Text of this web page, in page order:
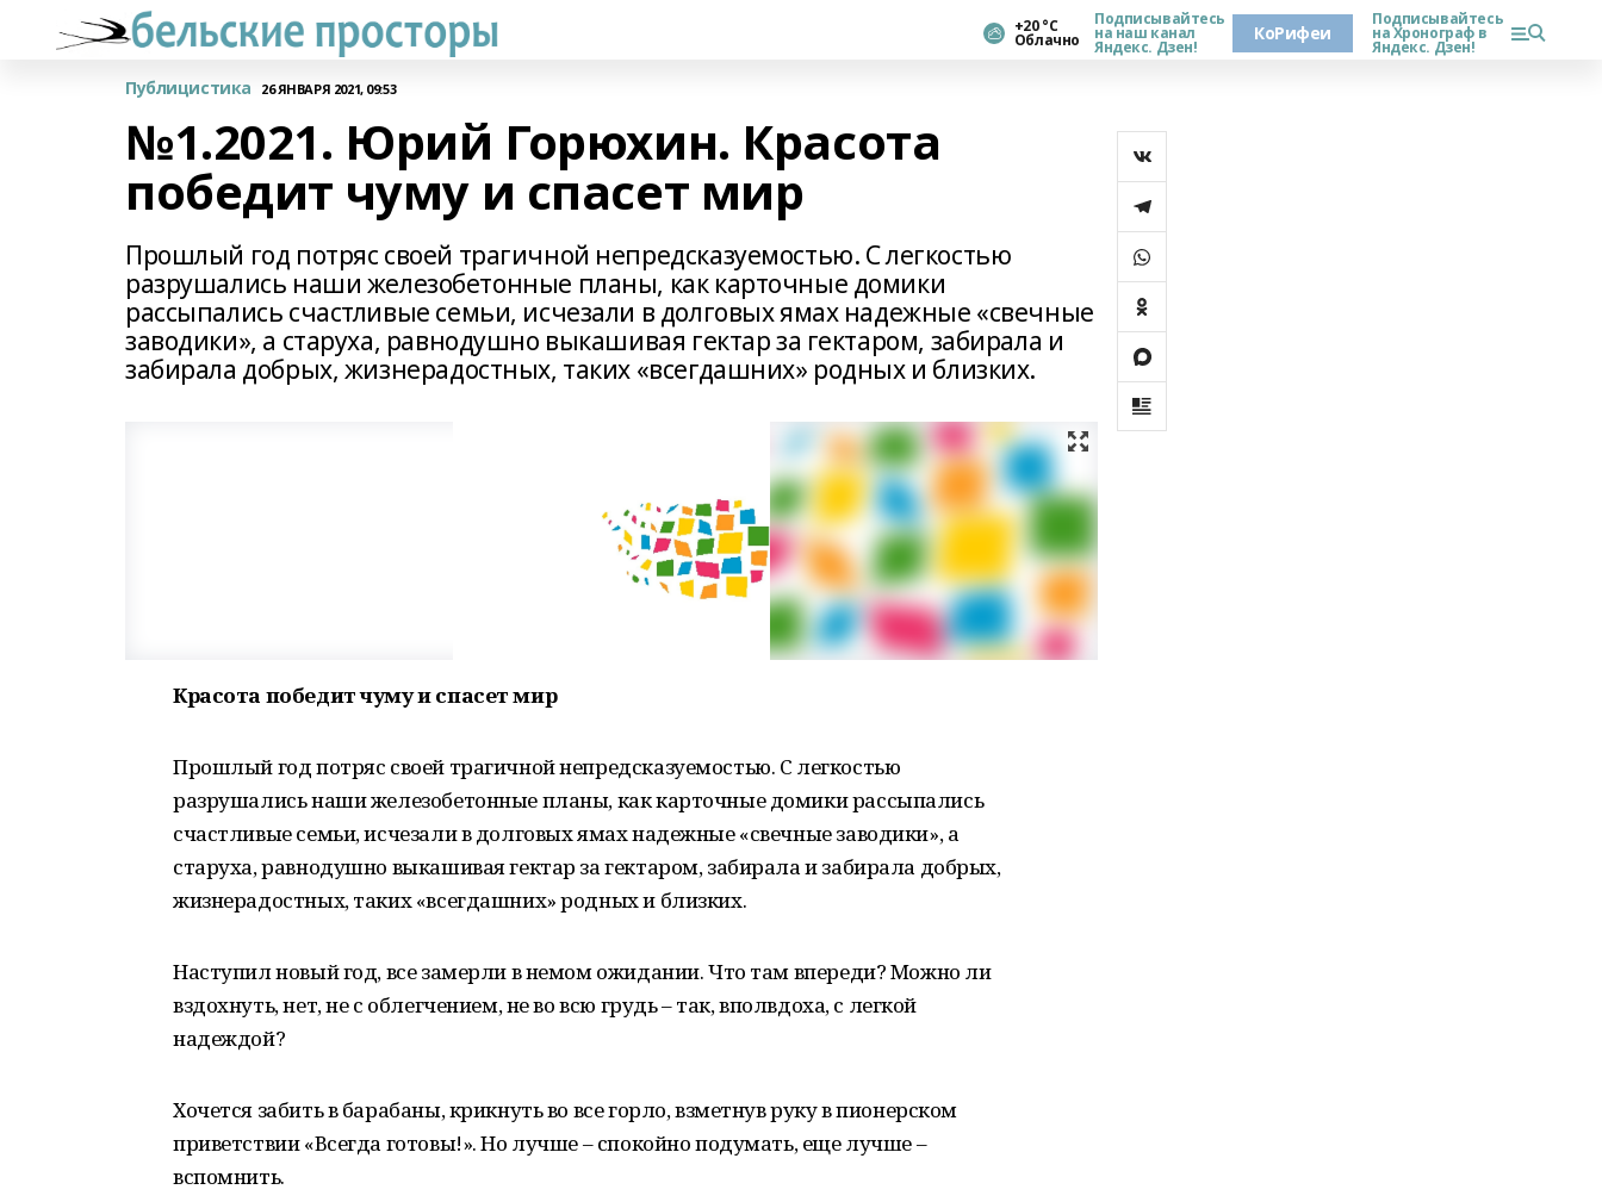
+20 °С
Облачно
Подписывайтесь
на наш канал
Яндекс. Дзен!
КоРифеи
Подписывайтесь
на Хронограф в
Яндекс. Дзен!
Публицистика 26 ЯНВАРЯ 2021, 09:53
№1.2021. Юрий Горюхин. Красота
победит чуму и спасет мир
Прошлый год потряс своей трагичной непредсказуемостью. С легкостью
разрушались наши железобетонные планы, как карточные домики
рассыпались счастливые семьи, исчезали в долговых ямах надежные «свечные
заводики», а старуха, равнодушно выкашивая гектар за гектаром, забирала и
забирала добрых, жизнерадостных, таких «всегдашних» родных и близких.
Красота победит чуму и спасет мир
Прошлый год потряс своей трагичной непредсказуемостью. С легкостью
разрушались наши железобетонные планы, как карточные домики рассыпались
счастливые семьи, исчезали в долговых ямах надежные «свечные заводики», а
старуха, равнодушно выкашивая гектар за гектаром, забирала и забирала добрых,
жизнерадостных, таких «всегдашних» родных и близких.
Наступил новый год, все замерли в немом ожидании. Что там впереди? Можно ли
вздохнуть, нет, не с облегчением, не во всю грудь – так, вполвдоха, с легкой
надеждой?
Хочется забить в барабаны, крикнуть во все горло, взметнув руку в пионерском
приветствии «Всегда готовы!». Но лучше – спокойно подумать, еще лучше –
вспомнить.